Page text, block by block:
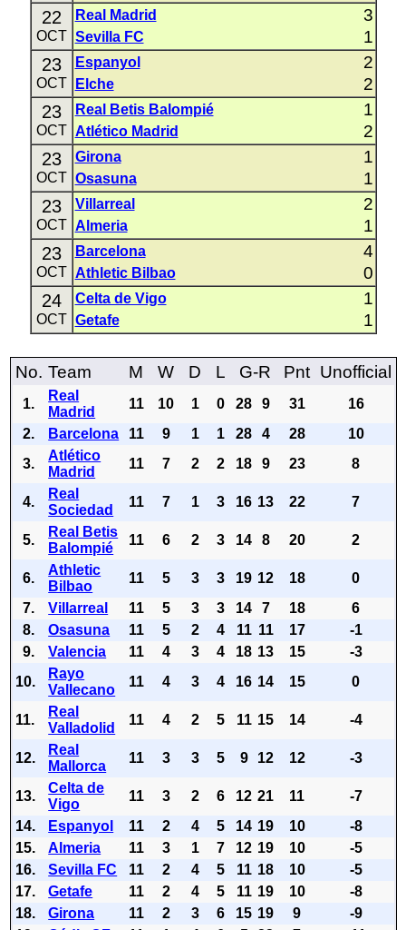
22
OCT
Real Madrid 3
Sevilla FC 1
23
OCT
Espanyol 2
Elche 2
23
OCT
Real Betis Balompié 1
Atlético Madrid 2
23
OCT
Girona 1
Osasuna 1
23
OCT
Villarreal 2
Almeria 1
23
OCT
Barcelona 4
Athletic Bilbao 0
24
OCT
Celta de Vigo 1
Getafe 1
No. Team M W D L G-R Pnt Unofficial
1.
Real
Madrid
11 10 1 0 28 9 31
16
2.
Barcelona 11 9 1 1 28 4 28
10
3.
Atlético
Madrid
11 7 2 2 18 9 23 8
4.
Real
Sociedad
11 7 1 3 16 13 22 7
5.
Real Betis
Balompié
11 6 2 3 14 8 20 2
6.
Athletic
Bilbao
11 5 3 3 19 12 18
0
7.
Villarreal 11 5 3 3 14 7 18
6
8.
Osasuna 11 5 2 4 11 11 17
-1
9.
Valencia 11 4 3 4 18 13 15
-3
10.
Rayo
Vallecano
11 4 3 4 16 14 15 0
11.
Real
Valladolid
11 4 2 5 11 15 14 -4
12.
Real
Mallorca
11 3 3 5 9 12 12 -3
13.
Celta de
Vigo
11 3 2 6 12 21 11
-7
14.
Espanyol 11 2 4 5 14 19 10
-8
15.
Almeria 11 3 1 7 12 19 10
-5
16.
Sevilla FC 11 2 4 5 11 18 10
-5
17.
Getafe 11 2 4 5 11 19 10
-8
18.
Girona 11 2 3 6 15 19 9
-9